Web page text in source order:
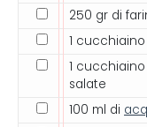
250 gr di
1 cucchiaino
1
salate
100 ml di